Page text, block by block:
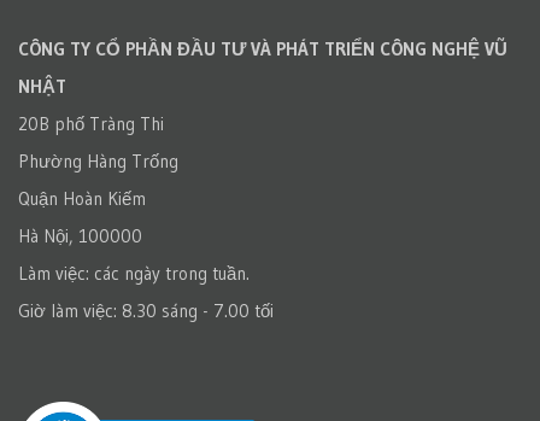
CÔNG TY CỔ PHẦN ĐẦU TƯ VÀ PHÁT TRIỂN CÔNG NGHỆ VŨ
NHẬT
20B phố Tràng Thi
Phường Hàng Trống
Quận Hoàn Kiếm
Hà Nội, 100000
Làm việc: các ngày trong tuần.
Giờ làm việc: 8.30 sáng - 7.00 tối